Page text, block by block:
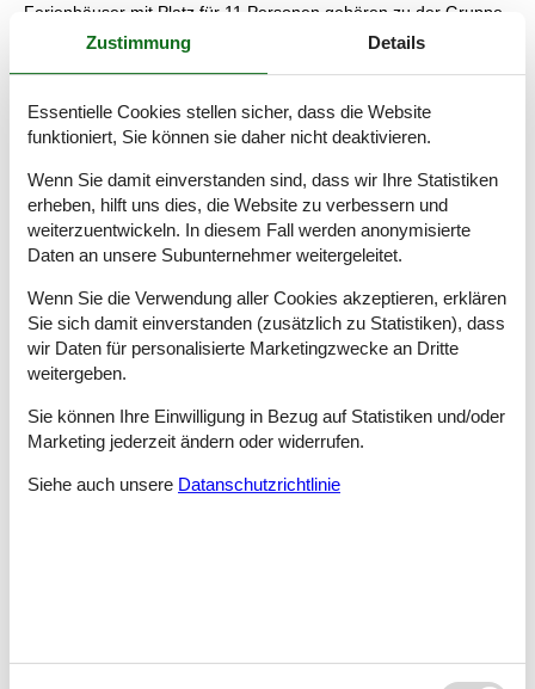
Ferienhäuser mit Platz für 11 Personen gehören zu der Gruppe
von Ferienhäuser, in denen ohne Weiteres größere Familien
unterkommen können, die alleine oder auch gemeinsam mit den
Großeltern verreisen.
Freuen Sie sich auf eine tolle Mischung aus Erlebnissen,
Ausflügen, Attraktionen, Sehenswürdigkeiten – und natürlich
Tipps und Erlebnisse
tolle Villen in der prachtvollen Bäderarchitektur geprägt ist. Zu
den bekanntesten touristischen Einrichtungen gehört die
Seebrücke.
Das verrückteste Museum findet sich zweifelsohne in Zinnowitz.
denkbaren Variationen von Bügeleisen der letzten Jahrhunderte.
Wem das nicht genügt: Verschiedene Glassorten aus
begeistern zusätzlich.
gefahrlosen Badetag zu. Von Mai bis September wird er zudem
Zustimmung Details
Essentielle Cookies stellen sicher, dass die Website
funktioniert, Sie können sie daher nicht deaktivieren.
Wenn Sie damit einverstanden sind, dass wir Ihre Statistiken
erheben, hilft uns dies, die Website zu verbessern und
weiterzuentwickeln. In diesem Fall werden anonymisierte
Daten an unsere Subunternehmer weitergeleitet.
Wenn Sie die Verwendung aller Cookies akzeptieren, erklären
Sie sich damit einverstanden (zusätzlich zu Statistiken), dass
wir Daten für personalisierte Marketingzwecke an Dritte
weitergeben.
Sie können Ihre Einwilligung in Bezug auf Statistiken und/oder
Marketing jederzeit ändern oder widerrufen.
Siehe auch unsere Datanschutzrichtlinie